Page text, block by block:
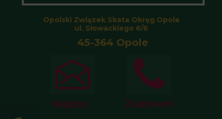
Zadzwoń
Napisz
Opolski Związek Skata Okręg Opole
ul. Słowackiego 6/6
45-364 Opole